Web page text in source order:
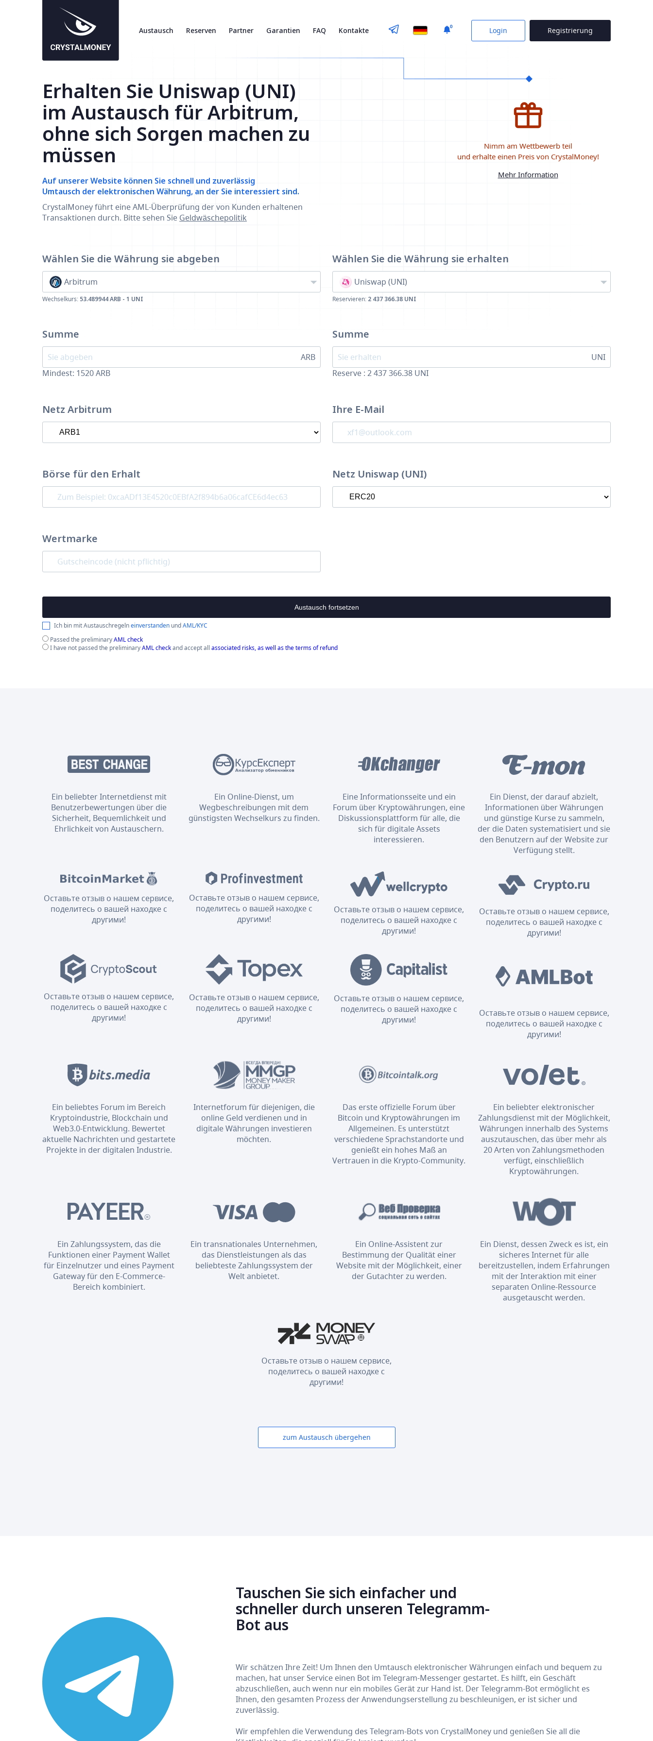
Austausch Reserven Partner Garantien FAQ Kontakte 0 Login Registrierung
Erhalten Sie Uniswap (UNI)
im Austausch für Arbitrum,
ohne sich Sorgen machen zu
müssen
Auf unserer Website können Sie schnell und zuverlässig
Umtausch der elektronischen Währung, an der Sie interessiert sind.
CrystalMoney führt eine AML-Überprüfung der von Kunden erhaltenen
Transaktionen durch. Bitte sehen Sie Geldwäschepolitik
Nimm am Wettbewerb teil
und erhalte einen Preis von CrystalMoney!
Mehr Information
Wählen Sie die Währung sie abgeben
Arbitrum
Wechselkurs: 53.489944 ARB - 1 UNI
Summe
ARB
Mindest: 1520ARB
Wählen Sie die Währung sie erhalten
Uniswap (UNI)
Reservieren: 2 437 366.38 UNI
Summe
UNI
Reserve : 2 437 366.38 UNI
Netz Arbitrum Ihre E-Mail
Börse für den Erhalt Netz Uniswap (UNI)
Wertmarke
Austausch fortsetzen
Ich bin mit Austauschregelneinverstanden undAML/KYC
Passed the preliminaryAML check
I have not passed the preliminaryAML checkand accept all associated risks, as well as the terms of refund
Ein beliebter Internetdienst mit
Benutzerbewertungen über die
Sicherheit, Bequemlichkeit und
Ehrlichkeit von Austauschern.
Ein Online-Dienst, um
Wegbeschreibungen mit dem
günstigsten Wechselkurs zu finden.
Eine Informationsseite und ein
Forum über Kryptowährungen, eine
Diskussionsplattform für alle, die
sich für digitale Assets
interessieren.
Ein Dienst, der darauf abzielt,
Informationen über Währungen
und günstige Kurse zu sammeln,
der die Daten systematisiert und sie
den Benutzern auf der Website zur
Verfügung stellt.
Оставьте отзыв о нашем сервисе,
поделитесь о вашей находке с
другими!
Оставьте отзыв о нашем сервисе,
поделитесь о вашей находке с
другими!
Оставьте отзыв о нашем сервисе,
поделитесь о вашей находке с
другими!
Оставьте отзыв о нашем сервисе,
поделитесь о вашей находке с
другими!
Оставьте отзыв о нашем сервисе,
поделитесь о вашей находке с
другими!
Оставьте отзыв о нашем сервисе,
поделитесь о вашей находке с
другими!
Оставьте отзыв о нашем сервисе,
поделитесь о вашей находке с
другими!
Оставьте отзыв о нашем сервисе,
поделитесь о вашей находке с
другими!
Ein beliebtes Forum im Bereich
Kryptoindustrie, Blockchain und
Web3.0-Entwicklung. Bewertet
aktuelle Nachrichten und gestartete
Projekte in der digitalen Industrie.
Internetforum für diejenigen, die
online Geld verdienen und in
digitale Währungen investieren
möchten.
Das erste offizielle Forum über
Bitcoin und Kryptowährungen im
Allgemeinen. Es unterstützt
verschiedene Sprachstandorte und
genießt ein hohes Maß an
Vertrauen in die Krypto-Community.
Ein beliebter elektronischer
Zahlungsdienst mit der Möglichkeit,
Währungen innerhalb des Systems
auszutauschen, das über mehr als
20 Arten von Zahlungsmethoden
verfügt, einschließlich
Kryptowährungen.
Ein Zahlungssystem, das die
Funktionen einer Payment Wallet
für Einzelnutzer und eines Payment
Gateway für den E-Commerce-
Bereich kombiniert.
Ein transnationales Unternehmen,
das Dienstleistungen als das
beliebteste Zahlungssystem der
Welt anbietet.
Ein Online-Assistent zur
Bestimmung der Qualität einer
Website mit der Möglichkeit, einer
der Gutachter zu werden.
Ein Dienst, dessen Zweck es ist, ein
sicheres Internet für alle
bereitzustellen, indem Erfahrungen
mit der Interaktion mit einer
separaten Online-Ressource
ausgetauscht werden.
Оставьте отзыв о нашем сервисе,
поделитесь о вашей находке с
другими!
zum Austausch übergehen
Tauschen Sie sich einfacher und
schneller durch unseren Telegramm-
Bot aus
Wir schätzen Ihre Zeit! Um Ihnen den Umtausch elektronischer Währungen einfach und bequem zu
machen, hat unser Service einen Bot im Telegram-Messenger gestartet. Es hilft, ein Geschäft
abzuschließen, auch wenn nur ein mobiles Gerät zur Hand ist. Der Telegramm-Bot ermöglicht es
Ihnen, den gesamten Prozess der Anwendungserstellung zu beschleunigen, er ist sicher und
zuverlässig.
Wir empfehlen die Verwendung des Telegram-Bots von CrystalMoney und genießen Sie all die